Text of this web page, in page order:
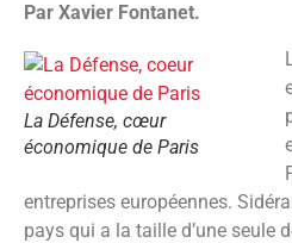
Par Xavier Fontanet.
La Défense, cœur
économique de Paris
entreprises européennes.
pays qui a la taille d’une seule